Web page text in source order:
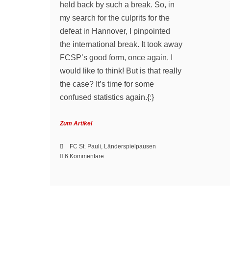
held back by such a break. So, in
my search for the culprits for the
defeat in Hannover, I pinpointed
the international break. It took away
FCSP’s good form, once again, I
would like to think! But is that really
the case? It’s time for some
confused statistics again.{:}
Zum Artikel
FC St. Pauli, Länderspielpausen
6 Kommentare